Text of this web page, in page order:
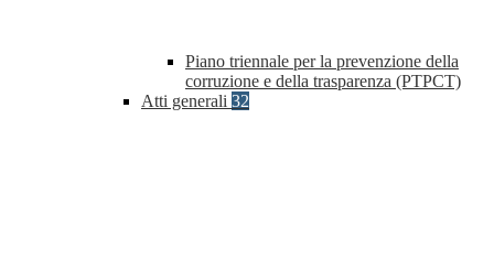
Piano triennale per la prevenzione della
corruzione e della trasparenza (PTPCT)
Atti generali 32